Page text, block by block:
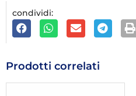
condividi:
Prodotti correlati